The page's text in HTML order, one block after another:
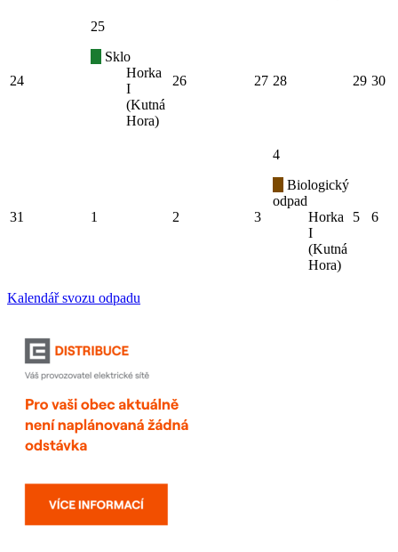
24
25
Sklo
Horka
I
(Kutná
Hora)
26 27 28 29 30
31 1 2 3
4
Biologický
odpad
Horka
I
(Kutná
Hora)
5 6
Kalendář svozu odpadu